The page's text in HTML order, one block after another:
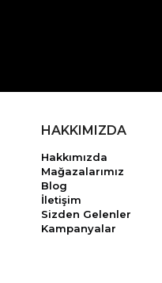
HAKKIMIZDA
Hakkımızda
Mağazalarımız
Blog
İletişim
Sizden Gelenler
Kampanyalar